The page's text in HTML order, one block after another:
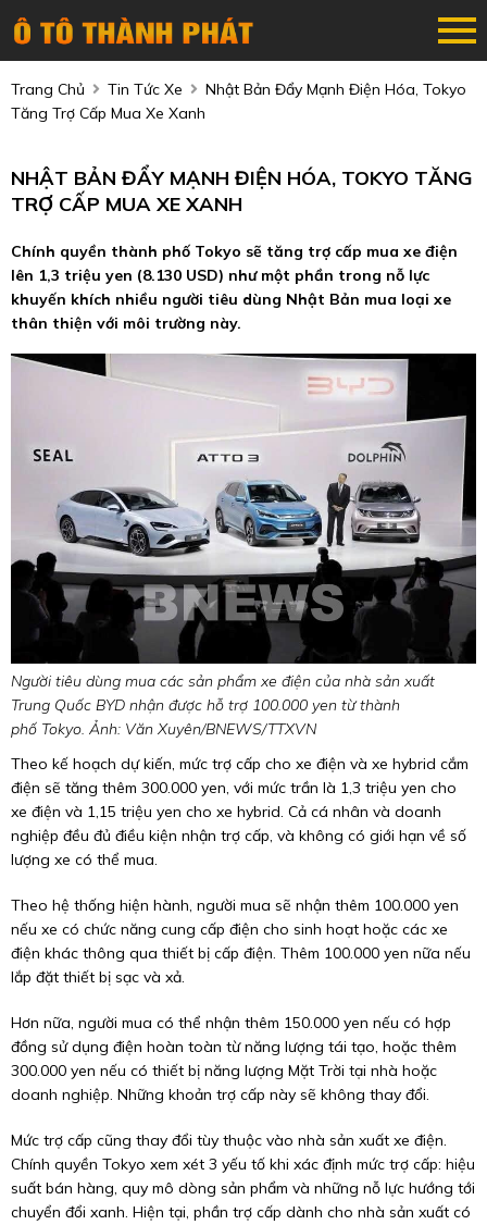
Trang Chủ Tin Tức Xe
Nhật Bản Đẩy Mạnh Điện Hóa, Tokyo
Tăng Trợ Cấp Mua Xe Xanh
NHẬT BẢN ĐẨY MẠNH ĐIỆN HÓA, TOKYO TĂNG
TRỢ CẤP MUA XE XANH
Chính quyền thành phố Tokyo sẽ tăng trợ cấp mua xe điện
lên 1,3 triệu yen (8.130 USD) như một phần trong nỗ lực
khuyến khích nhiều người tiêu dùng Nhật Bản mua loại xe
thân thiện với môi trường này.
Người tiêu dùng mua các sản phẩm xe điện của nhà sản xuất
Trung Quốc BYD nhận được hỗ trợ 100.000 yen từ thành
phố Tokyo. Ảnh: Văn Xuyên/BNEWS/TTXVN
Theo kế hoạch dự kiến, mức trợ cấp cho xe điện và xe hybrid cắm
điện sẽ tăng thêm 300.000 yen, với mức trần là 1,3 triệu yen cho
xe điện và 1,15 triệu yen cho xe hybrid. Cả cá nhân và doanh
nghiệp đều đủ điều kiện nhận trợ cấp, và không có giới hạn về số
lượng xe có thể mua.
Theo hệ thống hiện hành, người mua sẽ nhận thêm 100.000 yen
nếu xe có chức năng cung cấp điện cho sinh hoạt hoặc các xe
điện khác thông qua thiết bị cấp điện. Thêm 100.000 yen nữa nếu
lắp đặt thiết bị sạc và xả.
Hơn nữa, người mua có thể nhận thêm 150.000 yen nếu có hợp
đồng sử dụng điện hoàn toàn từ năng lượng tái tạo, hoặc thêm
300.000 yen nếu có thiết bị năng lượng Mặt Trời tại nhà hoặc
doanh nghiệp. Những khoản trợ cấp này sẽ không thay đổi.
Mức trợ cấp cũng thay đổi tùy thuộc vào nhà sản xuất xe điện.
Chính quyền Tokyo xem xét 3 yếu tố khi xác định mức trợ cấp: hiệu
suất bán hàng, quy mô dòng sản phẩm và những nỗ lực hướng tới
chuyển đổi xanh. Hiện tại, phần trợ cấp dành cho nhà sản xuất có